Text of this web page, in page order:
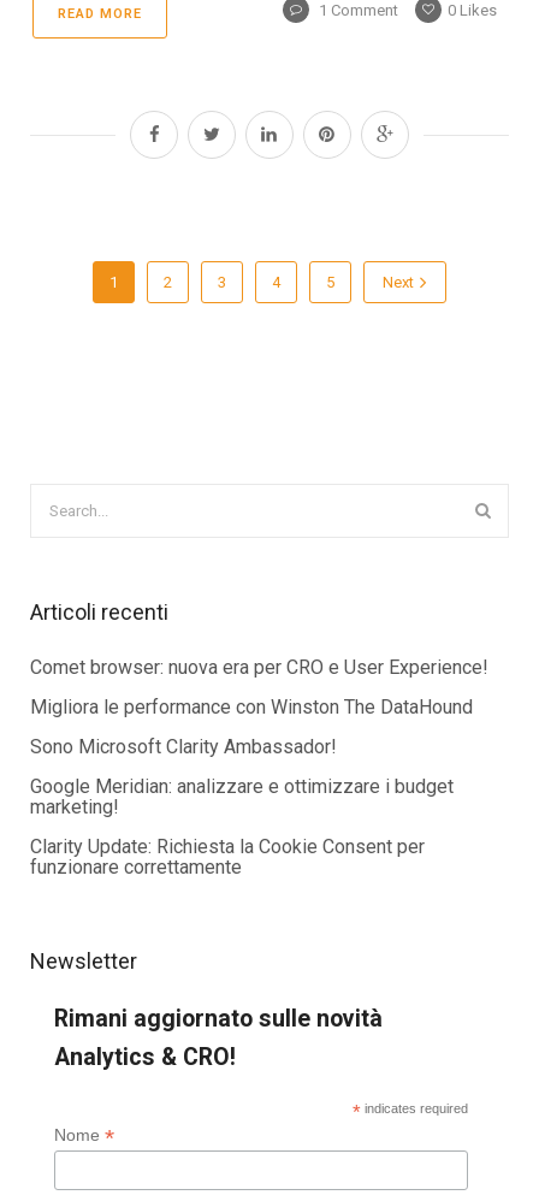
READ MORE 1 Comment 0 Likes
1 2 3 4 5 Next
Articoli recenti
Comet browser: nuova era per CRO e User Experience!
Migliora le performance con Winston The DataHound
Sono Microsoft Clarity Ambassador!
Google Meridian: analizzare e ottimizzare i budget
marketing!
Clarity Update: Richiesta la Cookie Consent per
funzionare correttamente
Newsletter
Rimani aggiornato sulle novità
Analytics & CRO!
*indicates required
Nome *